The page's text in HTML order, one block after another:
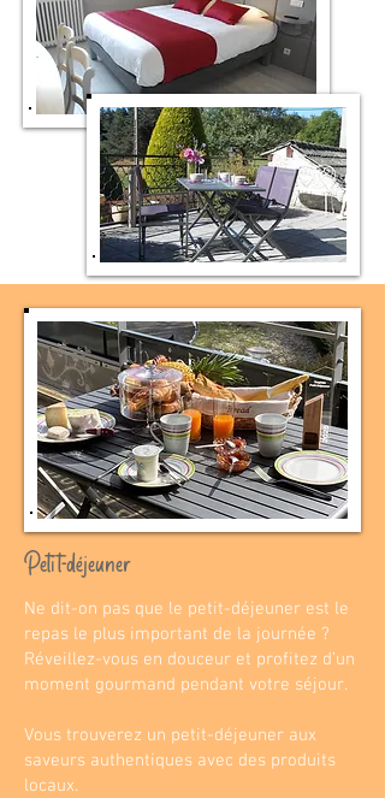
Petit-déjeuner
Ne dit-on pas que le petit-déjeuner est le
repas le plus important de la journée ?
Réveillez-vous en douceur et profitez d’un
moment gourmand pendant votre séjour.
Vous trouverez un petit-déjeuner aux
saveurs authentiques avec des produits
locaux.